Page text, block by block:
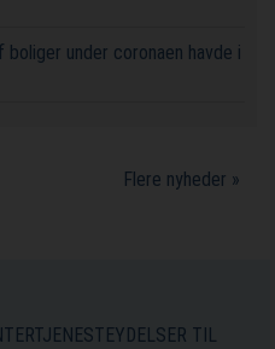
under coronaen havde i
Flere nyheder »
TIL